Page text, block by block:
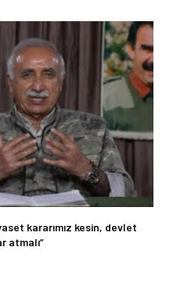
kararımız kesin, devlet
atmalı”